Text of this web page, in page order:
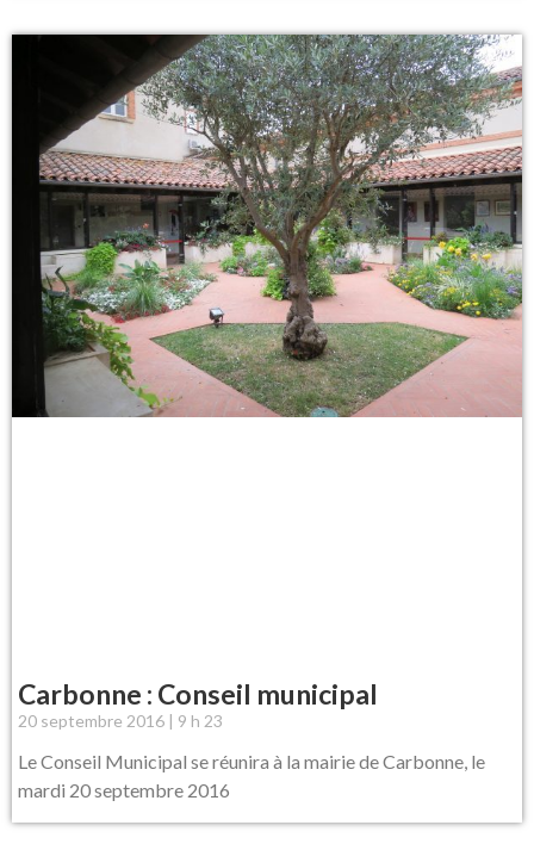
Carbonne : Conseil municipal
20 septembre 2016 9 h 23
Le Conseil Municipal se réunira à la mairie de Carbonne, le
mardi 20 septembre 2016